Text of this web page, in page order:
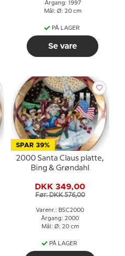
Årgang: 1997
Mål: Ø: 20 cm
PÅ LAGER
Se vare
SPAR 39%
2000 Santa Claus platte,
Bing & Grøndahl
DKK 349,00
Før: DKK 576,00
Varenr.: BSC2000
Årgang: 2000
Mål: Ø: 20 cm
PÅ LAGER